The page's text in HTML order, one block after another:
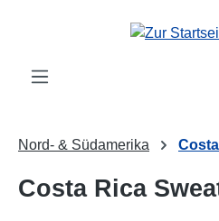
Zum Hauptinhalt springen
Nord- & Südamerika
Costa Rica